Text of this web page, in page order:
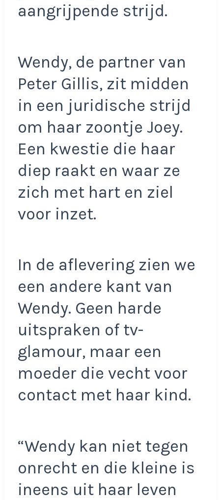
aangrijpende strijd.
Wendy, de partner van
Peter Gillis, zit midden
in een juridische strijd
om haar zoontje Joey.
Een kwestie die haar
diep raakt en waar ze
zich met hart en ziel
voor inzet.
In de aflevering zien we
een andere kant van
Wendy. Geen harde
uitspraken of tv-
glamour, maar een
moeder die vecht voor
contact met haar kind.
“Wendy kan niet tegen
onrecht en die kleine is
ineens uit haar leven